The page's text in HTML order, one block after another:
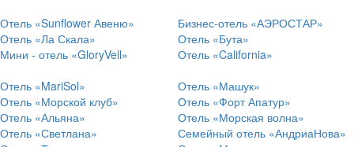
Отель «Sunflower Авеню»
Бизнес-отель «АЭРОСТАР»
Отель «Ла Скала»
Отель «Бута»
Мини - отель «GloryVell»
Отель «California»
Отель «MariSol»
Отель «Машук»
Отель «Морской клуб»
Отель «Форт Апатур»
Отель «Альяна»
Отель «Морская волна»
Отель «Светлана»
Семейный отель «АндриаНова»